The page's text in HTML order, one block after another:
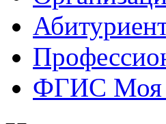
ФГИС Моя